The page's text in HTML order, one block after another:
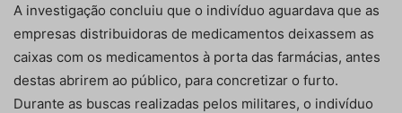
A investigação concluiu que o indivíduo aguardava que as
empresas distribuidoras de medicamentos deixassem as
caixas com os medicamentos à porta das farmácias, antes
destas abrirem ao público, para concretizar o furto.
Durante as buscas realizadas pelos militares, o indivíduo